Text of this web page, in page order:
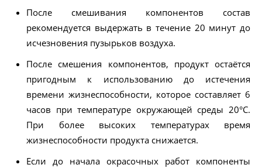
После смешивания компонентов состав
рекомендуется выдержать в течение 20 минут до
исчезновения пузырьков воздуха.
После смешения компонентов, продукт остаётся
пригодным к использованию до истечения
времени жизнеспособности, которое составляет 6
часов при температуре окружающей среды 20°С.
При более высоких температурах время
жизнеспособности продукта снижается.
Если до начала окрасочных работ компоненты